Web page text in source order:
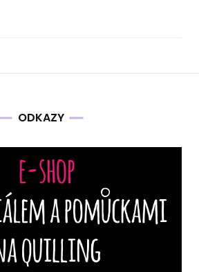
ODKAZY